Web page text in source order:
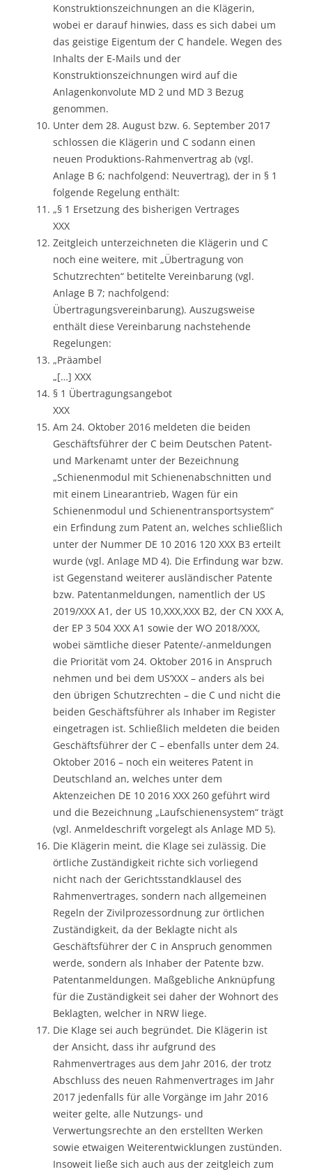
Konstruktionszeichnungen an die Klägerin,
wobei er darauf hinwies, dass es sich dabei um
das geistige Eigentum der C handele. Wegen des
Inhalts der E-Mails und der
Konstruktionszeichnungen wird auf die
Anlagenkonvolute MD 2 und MD 3 Bezug
genommen.
Unter dem 28. August bzw. 6. September 2017
schlossen die Klägerin und C sodann einen
neuen Produktions-Rahmenvertrag ab (vgl.
Anlage B 6; nachfolgend: Neuvertrag), der in § 1
folgende Regelung enthält:
„§ 1 Ersetzung des bisherigen Vertrages
XXX
Zeitgleich unterzeichneten die Klägerin und C
noch eine weitere, mit „Übertragung von
Schutzrechten“ betitelte Vereinbarung (vgl.
Anlage B 7; nachfolgend:
Übertragungsvereinbarung). Auszugsweise
enthält diese Vereinbarung nachstehende
Regelungen:
„Präambel
„[…] XXX
§ 1 Übertragungsangebot
XXX
Am 24. Oktober 2016 meldeten die beiden
Geschäftsführer der C beim Deutschen Patent-
und Markenamt unter der Bezeichnung
„Schienenmodul mit Schienenabschnitten und
mit einem Linearantrieb, Wagen für ein
Schienenmodul und Schienentransportsystem“
ein Erfindung zum Patent an, welches schließlich
unter der Nummer DE 10 2016 120 XXX B3 erteilt
wurde (vgl. Anlage MD 4). Die Erfindung war bzw.
ist Gegenstand weiterer ausländischer Patente
bzw. Patentanmeldungen, namentlich der US
2019/XXX A1, der US 10,XXX,XXX B2, der CN XXX A,
der EP 3 504 XXX A1 sowie der WO 2018/XXX,
wobei sämtliche dieser Patente/-anmeldungen
die Priorität vom 24. Oktober 2016 in Anspruch
nehmen und bei dem US‘XXX – anders als bei
den übrigen Schutzrechten – die C und nicht die
beiden Geschäftsführer als Inhaber im Register
eingetragen ist. Schließlich meldeten die beiden
Geschäftsführer der C – ebenfalls unter dem 24.
Oktober 2016 – noch ein weiteres Patent in
Deutschland an, welches unter dem
Aktenzeichen DE 10 2016 XXX 260 geführt wird
und die Bezeichnung „Laufschienensystem“ trägt
(vgl. Anmeldeschrift vorgelegt als Anlage MD 5).
Die Klägerin meint, die Klage sei zulässig. Die
örtliche Zuständigkeit richte sich vorliegend
nicht nach der Gerichtsstandklausel des
Rahmenvertrages, sondern nach allgemeinen
Regeln der Zivilprozessordnung zur örtlichen
Zuständigkeit, da der Beklagte nicht als
Geschäftsführer der C in Anspruch genommen
werde, sondern als Inhaber der Patente bzw.
Patentanmeldungen. Maßgebliche Anknüpfung
für die Zuständigkeit sei daher der Wohnort des
Beklagten, welcher in NRW liege.
Die Klage sei auch begründet. Die Klägerin ist
der Ansicht, dass ihr aufgrund des
Rahmenvertrages aus dem Jahr 2016, der trotz
Abschluss des neuen Rahmenvertrages im Jahr
2017 jedenfalls für alle Vorgänge im Jahr 2016
weiter gelte, alle Nutzungs- und
Verwertungsrechte an den erstellten Werken
sowie etwaigen Weiterentwicklungen zustünden.
Insoweit ließe sich auch aus der zeitgleich zum